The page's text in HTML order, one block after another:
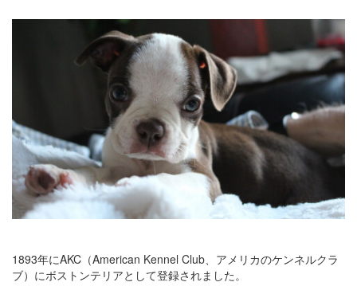
1893年にAKC（American Kennel Club、アメリカのケンネルクラ
ブ）にボストンテリアとして登録されました。